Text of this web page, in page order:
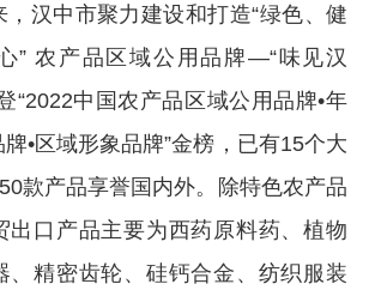
汉中市聚力建设和打造“绿色、健
” 农产品区域公用品牌—“味见汉
“2022中国农产品区域公用品牌•年
•区域形象品牌”金榜，已有15个大
款产品享誉国内外。除特色农产品
出口产品主要为西药原料药、植物
、精密齿轮、硅钙合金、纺织服装